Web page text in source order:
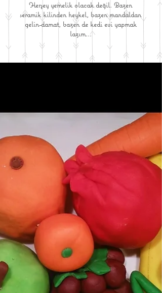
Herşey yemelik olacak değil. Bazen
seramik kilinden heykel, bazen mandaldan
gelin-damat, bazen de kedi evi yapmak
lazım...